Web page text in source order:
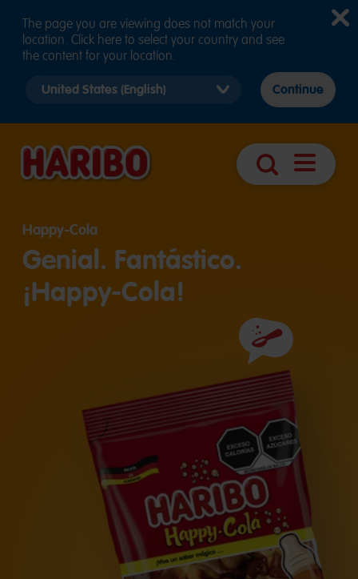
BúsquedaAbrir
Happy-Cola
Genial. Fantástico.
¡Happy-Cola!
Ingredientes
The page you are viewing does not match your
location. Click here to select your country and see
the content for your location.
country
Continue